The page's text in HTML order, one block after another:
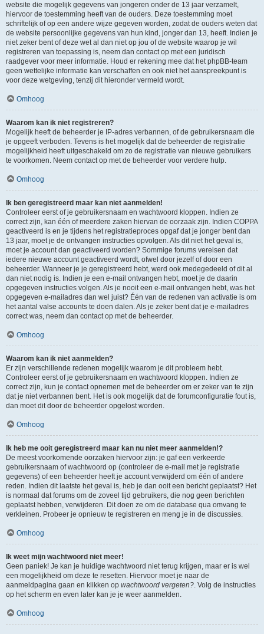
website die mogelijk gegevens van jongeren onder de 13 jaar verzamelt,
hiervoor de toestemming heeft van de ouders. Deze toestemming moet
schriftelijk of op een andere wijze gegeven worden, zodat de ouders weten dat
de website persoonlijke gegevens van hun kind, jonger dan 13, heeft. Indien je
niet zeker bent of deze wet al dan niet op jou of de website waarop je wil
registreren van toepassing is, neem dan contact op met een juridisch
raadgever voor meer informatie. Houd er rekening mee dat het phpBB-team
geen wettelijke informatie kan verschaffen en ook niet het aanspreekpunt is
voor deze wetgeving, tenzij dit hieronder vermeld wordt.
Omhoog
Waarom kan ik niet registreren?
Mogelijk heeft de beheerder je IP-adres verbannen, of de gebruikersnaam die
je opgeeft verboden. Tevens is het mogelijk dat de beheerder de registratie
mogelijkheid heeft uitgeschakeld om zo de registratie van nieuwe gebruikers
te voorkomen. Neem contact op met de beheerder voor verdere hulp.
Omhoog
Ik ben geregistreerd maar kan niet aanmelden!
Controleer eerst of je gebruikersnaam en wachtwoord kloppen. Indien ze
correct zijn, kan één of meerdere zaken hiervan de oorzaak zijn. Indien COPPA
geactiveerd is en je tijdens het registratieproces opgaf dat je jonger bent dan
13 jaar, moet je de ontvangen instructies opvolgen. Als dit niet het geval is,
moet je account dan geactiveerd worden? Sommige forums vereisen dat
iedere nieuwe account geactiveerd wordt, ofwel door jezelf of door een
beheerder. Wanneer je je geregistreerd hebt, werd ook medegedeeld of dit al
dan niet nodig is. Indien je een e-mail ontvangen hebt, moet je de daarin
opgegeven instructies volgen. Als je nooit een e-mail ontvangen hebt, was het
opgegeven e-mailadres dan wel juist? Één van de redenen van activatie is om
het aantal valse accounts te doen dalen. Als je zeker bent dat je e-mailadres
correct was, neem dan contact op met de beheerder.
Omhoog
Waarom kan ik niet aanmelden?
Er zijn verschillende redenen mogelijk waarom je dit probleem hebt.
Controleer eerst of je gebruikersnaam en wachtwoord kloppen. Indien ze
correct zijn, kun je contact opnemen met de beheerder om er zeker van te zijn
dat je niet verbannen bent. Het is ook mogelijk dat de forumconfiguratie fout is,
dan moet dit door de beheerder opgelost worden.
Omhoog
Ik heb me ooit geregistreerd maar kan nu niet meer aanmelden!?
De meest voorkomende oorzaken hiervoor zijn: je gaf een verkeerde
gebruikersnaam of wachtwoord op (controleer de e-mail met je registratie
gegevens) of een beheerder heeft je account verwijderd om één of andere
reden. Indien dit laatste het geval is, heb je dan ooit een bericht geplaatst? Het
is normaal dat forums om de zoveel tijd gebruikers, die nog geen berichten
geplaatst hebben, verwijderen. Dit doen ze om de database qua omvang te
verkleinen. Probeer je opnieuw te registreren en meng je in de discussies.
Omhoog
Ik weet mijn wachtwoord niet meer!
Geen paniek! Je kan je huidige wachtwoord niet terug krijgen, maar er is wel
een mogelijkheid om deze te resetten. Hiervoor moet je naar de
aanmeldpagina gaan en klikken op wachtwoord vergeten?. Volg de instructies
op het scherm en even later kan je je weer aanmelden.
Omhoog